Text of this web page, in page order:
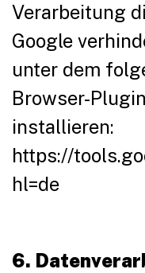
Verarbeitung
Google
unter dem
Browser-
installieren:
https://
hl=de
6.